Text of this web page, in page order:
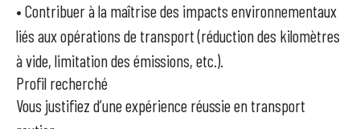
• Contribuer à la maîtrise des impacts environnementaux
liés aux opérations de transport (réduction des kilomètres
à vide, limitation des émissions, etc.).
Profil recherché
Vous justifiez d’une expérience réussie en transport